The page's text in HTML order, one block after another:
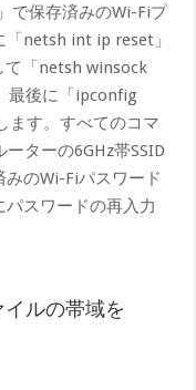
で保存済みのWi-Fiプ
「netsh int ip reset」
て「netsh winsock
最後に「ip​config
ます。すべてのコマ
ターの6GHz帯SSID
のWi-Fiパスワード
スワードの再入力
ルの帯域を